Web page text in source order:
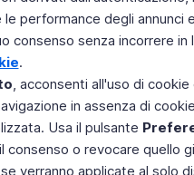
performance degli
consenso senza incorrere
.
, acconsenti all'uso di
in assenza di
Usa il pulsante
consenso o revocare quello
verranno applicate al solo